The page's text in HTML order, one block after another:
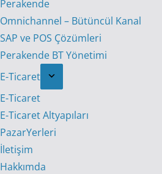
Perakende
Omnichannel – Bütüncül Kanal
SAP ve POS Çözümleri
Perakende BT Yönetimi
E-Ticaret
E-Ticaret
E-Ticaret Altyapıları
PazarYerleri
İletişim
Hakkımda